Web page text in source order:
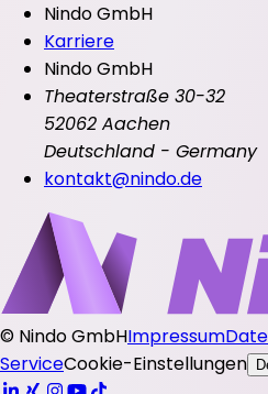
Nindo GmbH
Karriere
Nindo GmbH
Theaterstraße 30-32
52062 Aachen
Deutschland - Germany
kontakt@nindo.de
© Nindo GmbHImpressum
ServiceCookie-Einstellungen